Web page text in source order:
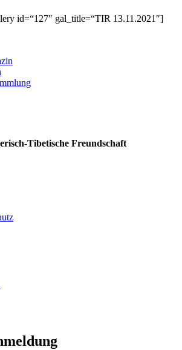
id=“127″ gal_title=“TIR 13.11.2021″]
Tibetische Freundschaft